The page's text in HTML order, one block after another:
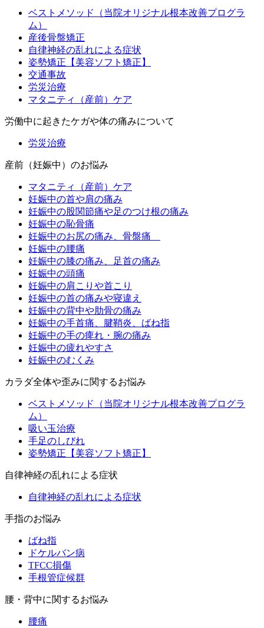
ベストメソッド（当院オリジナル根本改善プログラ
ム）
産後骨盤矯正
自律神経の乱れによる症状
姿勢矯正【美容ソフト矯正】
交通事故
労災治療
マタニティ（産前）ケア
労働中に起きたケガや体の痛みについて
労災治療
産前（妊娠中）のお悩み
マタニティ（産前）ケア
妊娠中の首や肩の痛み
妊娠中の股関節痛や足のつけ根の痛み
妊娠中の恥骨痛
妊娠中のお尻の痛み、骨盤痛
妊娠中の腰痛
妊娠中の膝の痛み、足首の痛み
妊娠中の頭痛
妊娠中の肩こりや首こり
妊娠中の首の痛みや寝違え
妊娠中の背中や肋骨の痛み
妊娠中の手首痛、腱鞘炎、ばね指
妊娠中の手の痺れ・腕の痛み
妊娠中の疲れやすさ
妊娠中のむくみ
カラダ全体や歪みに関するお悩み
ベストメソッド（当院オリジナル根本改善プログラ
ム）
吸い玉治療
手足のしびれ
姿勢矯正【美容ソフト矯正】
自律神経の乱れによる症状
自律神経の乱れによる症状
手指のお悩み
ばね指
ドケルバン病
TFCC損傷
手根管症候群
腰・背中に関するお悩み
腰痛